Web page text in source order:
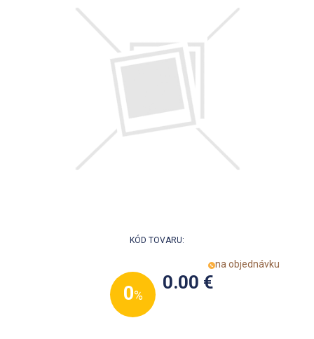
KÓD TOVARU:
na objednávku
0%
0.00 €